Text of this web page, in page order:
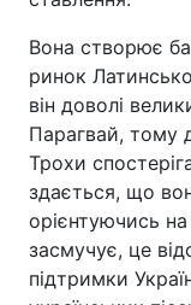
Вона створює
ринок
він доволі
Парагвай, тому
Трохи
здається, що
орієнтуючись
засмучує, це
підтримки